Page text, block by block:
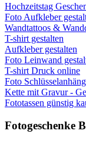
Hochzeitstag
Foto Aufkleber
Wandtattoos &
T-shirt gestalten
Aufkleber gestalten
Foto Leinwand
T-shirt Druck online
Foto
Kette mit Gravur -
Fototassen günstig
Fotogeschenke